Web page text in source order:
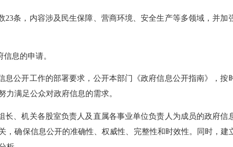
23条，内容涉及民生保障、营商环境、安全生产等多领域，并加
息的申请。
息公开工作的部署要求，公开本部门《政府信息公开指南》，按
力满足公众对政府信息的需求。
长、机关各股室负责人及直属各事业单位负责人为成员的政府
，确保信息公开的准确性、权威性、完整性和时效性。同时，